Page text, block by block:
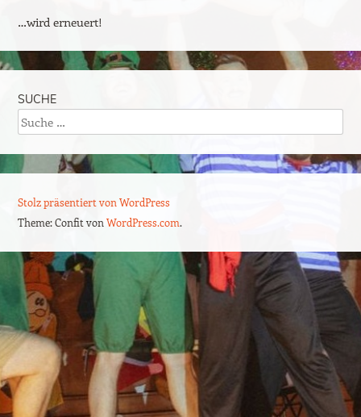
…wird erneuert!
SUCHE
Suche
Stolz präsentiert von WordPress
Theme: Confit von WordPress.com.